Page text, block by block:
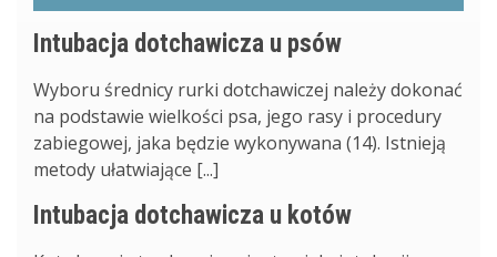
Intubacja dotchawicza u psów
Wyboru średnicy rurki dotchawiczej należy dokonać
na podstawie wielkości psa, jego rasy i procedury
zabiegowej, jaka będzie wykonywana (14). Istnieją
metody ułatwiające [...]
Intubacja dotchawicza u kotów